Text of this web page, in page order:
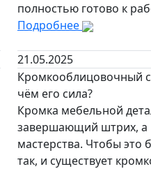
полностью готово к
Подробнее
21.05.2025
Кромкооблицовочный
чём его сила?
Кромка мебельной
завершающий штрих, а
мастерства. Чтобы это
так, и существует